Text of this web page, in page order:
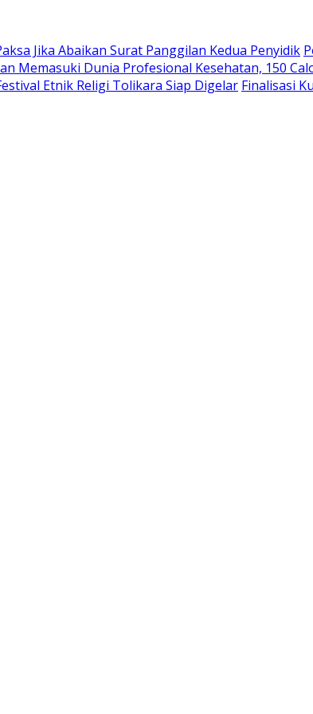
Jika Abaikan Surat Panggilan Kedua Penyidik
Memasuki Dunia Profesional Kesehatan, 150
Etnik Religi Tolikara Siap Digelar Finalisasi